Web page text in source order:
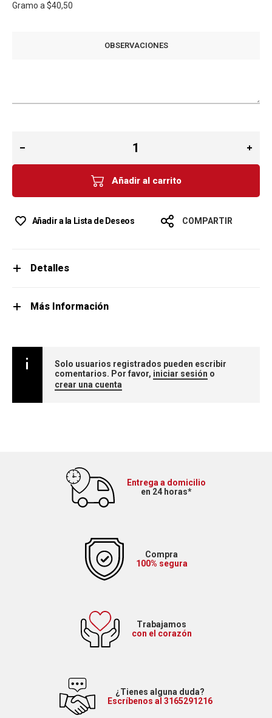
Gramo a $40,50
OBSERVACIONES
Añadir al carrito
Añadir a la Lista de Deseos COMPARTIR
Detalles
Más Información
Solo usuarios registrados pueden escribir
comentarios. Por favor, iniciar sesión o
crear una cuenta
Entrega a domicilio
en 24 horas*
Compra
100% segura
Trabajamos
con el corazón
¿Tienes alguna duda?
Escríbenos al 3165291216